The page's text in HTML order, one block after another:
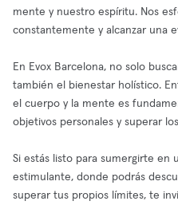
mente y nuestro espíritu. Nos
constantemente y alcanzar una
En Evox Barcelona, no solo
también el bienestar holístico.
el cuerpo y la mente es
objetivos personales y superar
Si estás listo para sumergirte en
estimulante, donde podrás
superar tus propios límites, te